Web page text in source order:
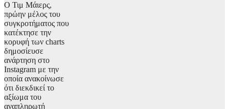
Ο Τιμ Μάιερς,
πρώην μέλος του
συγκροτήματος που
κατέκτησε την
κορυφή των charts
δημοσίευσε
ανάρτηση στο
Instagram με την
οποία ανακοίνωσε
ότι διεκδικεί το
αξίωμα του
αναπληρωτή